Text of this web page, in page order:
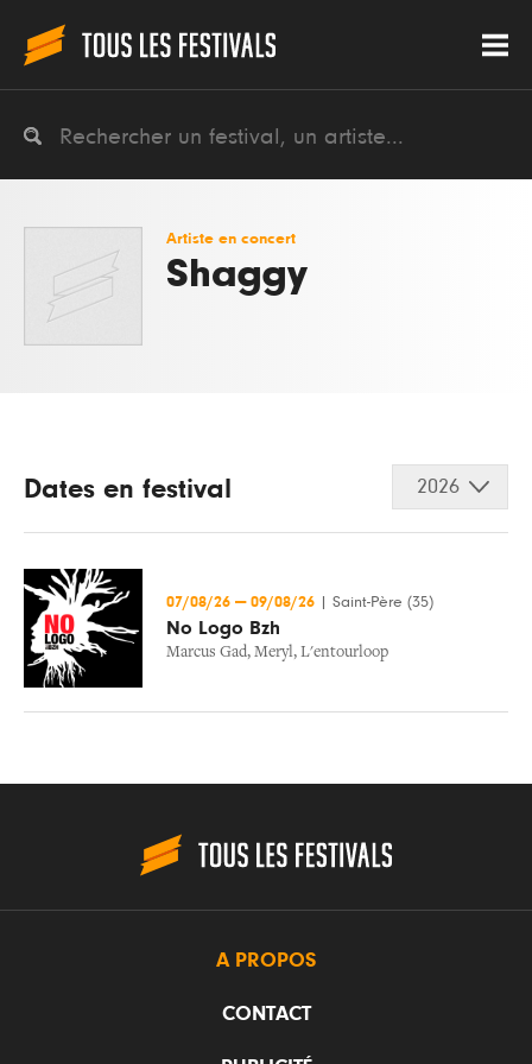
Artiste en concert
Shaggy
Dates en festival 2026
07/08/26 — 09/08/26 Saint-Père (35)
No Logo Bzh
Marcus Gad, Meryl, L'entourloop
A PROPOS
CONTACT